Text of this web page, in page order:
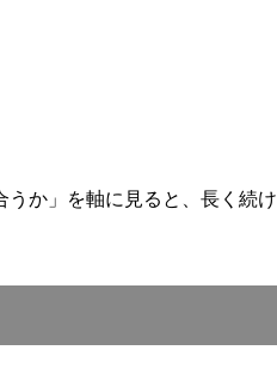
か」を軸に見ると、長く続け